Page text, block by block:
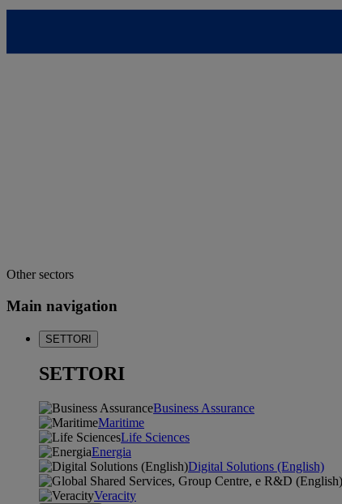
Other sectors
Main navigation
SETTORI
SETTORI
Business Assurance
Maritime
Life Sciences
Energia
Digital Solutions (English)
Veracity